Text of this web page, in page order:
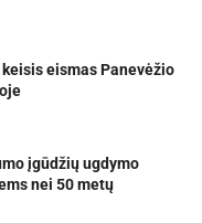
eismas Panevėžio
įgūdžių ugdymo
nei 50 metų